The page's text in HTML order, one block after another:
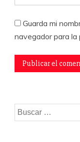
Guarda mi
navegador para la
Buscar: